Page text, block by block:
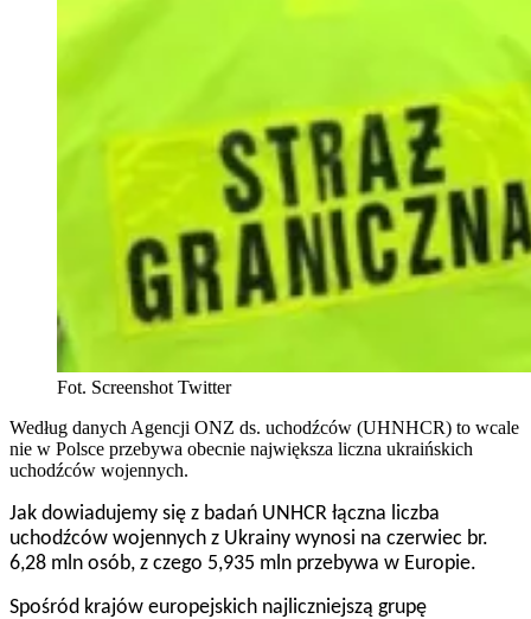
Fot. Screenshot Twitter
Według danych Agencji ONZ ds. uchodźców (UHNHCR) to wcale
nie w Polsce przebywa obecnie największa liczna ukraińskich
uchodźców wojennych.
Jak dowiadujemy się z badań UNHCR łączna liczba
uchodźców wojennych z Ukrainy wynosi na czerwiec br.
6,28 mln osób, z czego 5,935 mln przebywa w Europie.
Spośród krajów europejskich najliczniejszą grupę